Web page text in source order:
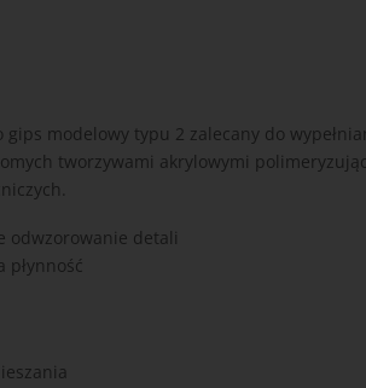
gips modelowy typu 2 zalecany do
tworzywami akrylowymi
odwzorowanie detali
płynność